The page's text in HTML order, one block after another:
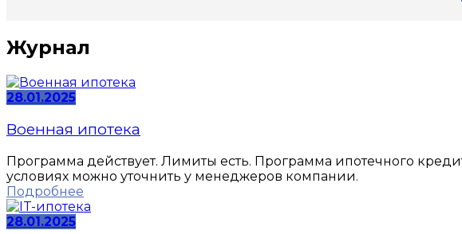
Журнал
28.01.2025
Военная ипотека
Программа действует. Лимиты есть. Программа ипотечного
условиях можно уточнить у менеджеров компании.
Подробнее
28.01.2025